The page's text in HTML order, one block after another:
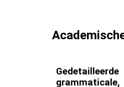
Gedetailleerde
grammaticale,